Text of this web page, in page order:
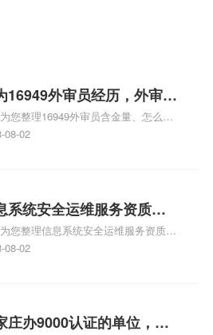
16949外审员经历，外审员
您整理16949外审员含金量、怎么才
注册的TS16949:2009的外审员、我
08-02
系统安全运维服务资质二
用，信息系统安全运维服
质二级
您整理信息系统安全运维服务资质认
机构有哪些、安全运维服务资质的费
证知识，详情可查看下方正文！
08-02
庄办9000认证的单位，石